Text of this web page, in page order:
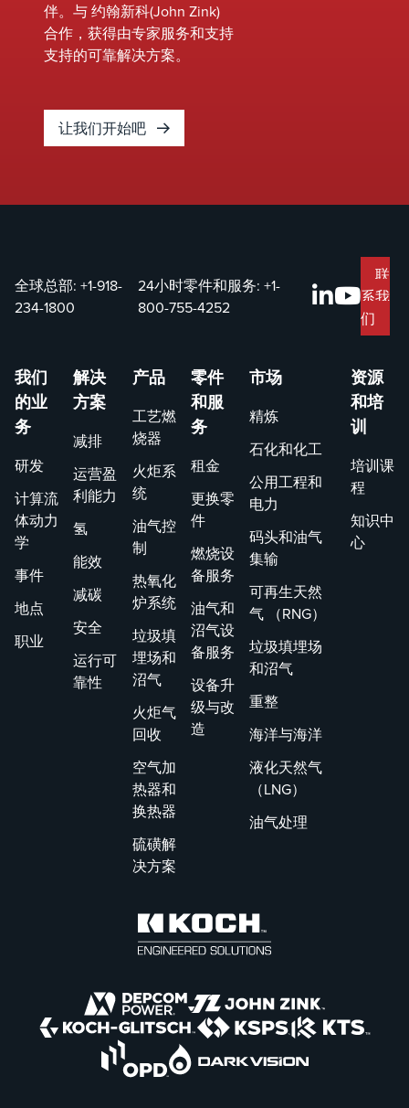
伴。与 约翰新科(John Zink)
合作，获得由专家服务和支持
支持的可靠解决方案。
让我们开始吧
全球总部: +1-918-
234-1800
24小时零件和服务:+1-
800-755-4252
联
系我
们
我们
的业
务
研发
计算流
体动力
学
事件
地点
职业
解决
方案
减排
运营盈
利能力
氢
能效
减碳
安全
运行可
靠性
产品
工艺燃
烧器
火炬系
统
油气控
制
热氧化
炉系统
垃圾填
埋场和
沼气
火炬气
回收
空气加
热器和
换热器
硫磺解
决方案
零件
和服
务
租金
更换零
件
燃烧设
备服务
油气和
沼气设
备服务
设备升
级与改
造
市场
精炼
石化和化工
公用工程和
电力
码头和油气
集输
可再生天然
气 （RNG）
垃圾填埋场
和沼气
重整
海洋与海洋
液化天然气
（LNG）
油气处理
资源
和培
训
培训课
程
知识中
心